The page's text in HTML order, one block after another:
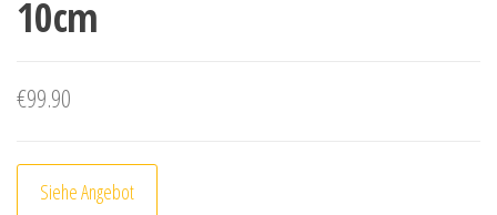
10cm
€99.90
Siehe Angebot